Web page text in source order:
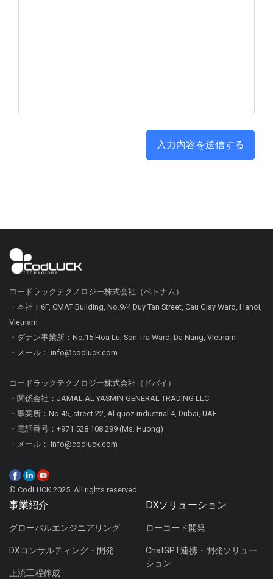
コードラックテクノロジー株式会社（ベトナム）
・本社：6F, CMAT Building, No.9/4 Duy Tan Street, Cau Giay Ward, Hanoi,
Vietnam
・ダナン事業所：No.15 Hoa Lu, Son Tra Ward, Da Nang, Vietnam
・メール： info@codluck.com
コードラックテクノロジー株式会社（ドバイ）
・関係会社：JAMAL AL YASMIN GENERAL TRADING LLC
・事業所：No 45, street 22, Al quoz industrial 4, Dubai, UAE
・電話番号：+971 528 108 299 (Ms. Huong)
・メール： info@codluck.com
© CodLUCK 2025. All rights reserved.
事業紹介
グローバルエンジニアリング
DXコンサルティング・開発
上流工程作成
DXソリューション
ローコード開発
ChatGPT連携・開発ソリュー
ション